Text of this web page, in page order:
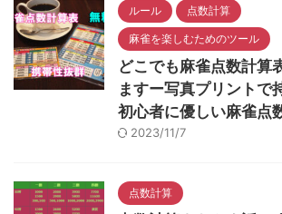
ルール 点数計算
麻雀を楽しむためのツール
どこでも麻雀点数計算
ますー写真プリントで
初心者に優しい麻雀点
2023/11/7
点数計算